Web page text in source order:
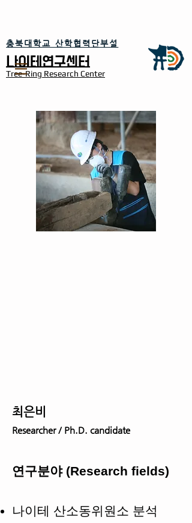
​충북대학교 산학협력단부설
​나이테연구센터
Tree-Ring Research Center
최은비
Researcher / Ph.D. candidate
연구분야 (Research fields)
나이테 산소동위원소 분석